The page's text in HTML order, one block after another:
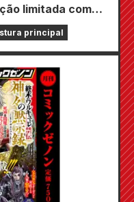
limitada com
uma
Fuyuki Tojo
lançado em 20
principal